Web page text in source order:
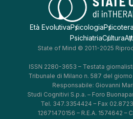
Età EvolutivaPsicologia
PsichiatriaCultura
State of Mind © 2011-2025
ISSN 2280-3653 – Testata
Tribunale di Milano n. 587 del
Responsabile: Giovanni
Studi Cognitivi S.p.a. – Foro
Tel. 347.3354424 – Fax
12671470156 – R.E.A. 1574642 –